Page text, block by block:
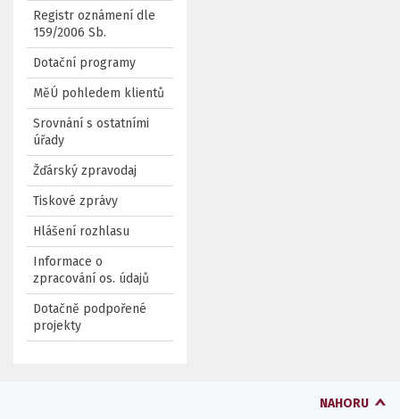
Registr oznámení dle
159/2006 Sb.
Dotační programy
MěÚ pohledem klientů
Srovnání s ostatními
úřady
Žďárský zpravodaj
Tiskové zprávy
Hlášení rozhlasu
Informace o
zpracování os. údajů
Dotačně podpořené
projekty
NAHORU